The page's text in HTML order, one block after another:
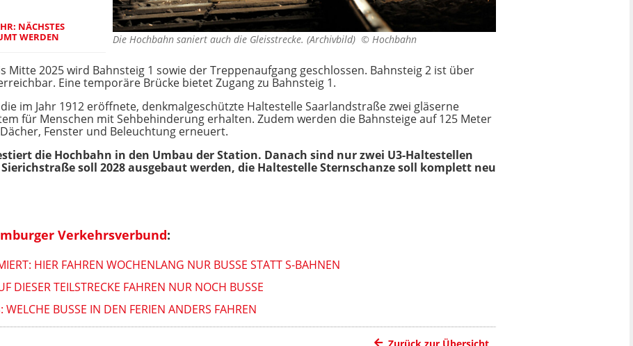
Die Hochbahn saniert auch die Gleisstrecke. (Archivbild) © Hochbahn
NÄCHSTES
WERDEN
Mitte 2025 wird Bahnsteig 1 sowie der Treppenaufgang geschlossen. Bahnsteig 2 ist über
Eine temporäre Brücke bietet Zugang zu Bahnsteig 1.
im Jahr 1912 eröffnete, denkmalgeschützte Haltestelle Saarlandstraße zwei gläserne
für Menschen mit Sehbehinderung erhalten. Zudem werden die Bahnsteige auf 125 Meter
Fenster und Beleuchtung erneuert.
die Hochbahn in den Umbau der Station. Danach sind nur zwei U3-Haltestellen
soll 2028 ausgebaut werden, die Haltestelle Sternschanze soll komplett neu
Verkehrsverbund:
HIER FAHREN WOCHENLANG NUR BUSSE STATT S-BAHNEN
DIESER TEILSTRECKE FAHREN NUR NOCH BUSSE
BUSSE IN DEN FERIEN ANDERS FAHREN
Zurück zur Übersicht